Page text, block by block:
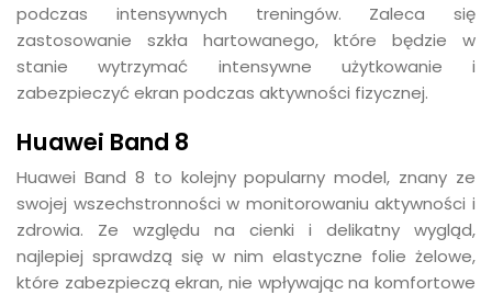
podczas intensywnych treningów. Zaleca się
zastosowanie szkła hartowanego, które będzie w
stanie wytrzymać intensywne użytkowanie i
zabezpieczyć ekran podczas aktywności fizycznej.
Huawei Band 8
Huawei Band 8 to kolejny popularny model, znany ze
swojej wszechstronności w monitorowaniu aktywności i
zdrowia. Ze względu na cienki i delikatny wygląd,
najlepiej sprawdzą się w nim elastyczne folie żelowe,
które zabezpieczą ekran, nie wpływając na komfortowe